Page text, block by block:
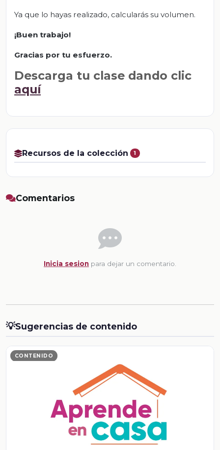
Ya que lo hayas realizado, calcularás su volumen.
¡Buen trabajo!
Gracias por tu esfuerzo.
Descarga tu clase dando clic
aquí
Recursos de la colección 1
Comentarios
Inicia sesion para dejar un comentario.
💡Sugerencias de contenido
CONTENIDO